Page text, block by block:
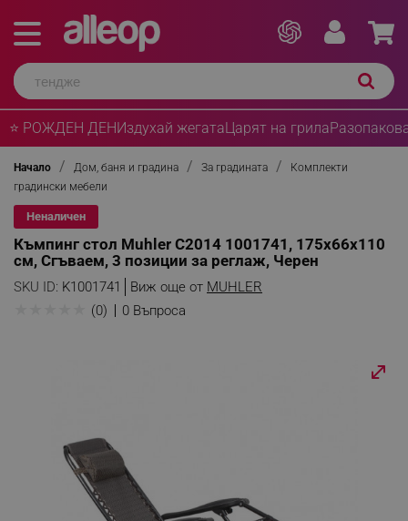
⭐ РОЖДЕН ДЕНИздухай жегатаЦарят на грила
Начало Дом, баня и градина За градината
Комплекти
градински мебели
Неналичен
Къмпинг стол Muhler C2014 1001741, 175х66х110
см, Сгъваем, 3 позиции за реглаж, Черен
SKU ID: K1001741 Виж още от MUHLER
(0) 0 Въпроса